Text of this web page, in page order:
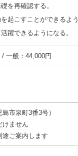
を再確認する。
起こすことができるよ
躍できるようになる。
一般：44,000円
市泉町3番3号）
けません
ご案内します